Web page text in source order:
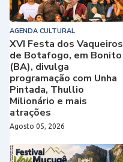
AGENDA CULTURAL
XVI Festa dos Vaqueiros
de Botafogo, em Bonito
(BA), divulga
programação com Unha
Pintada, Thullio
Milionário e mais
atrações
Agosto 05, 2026